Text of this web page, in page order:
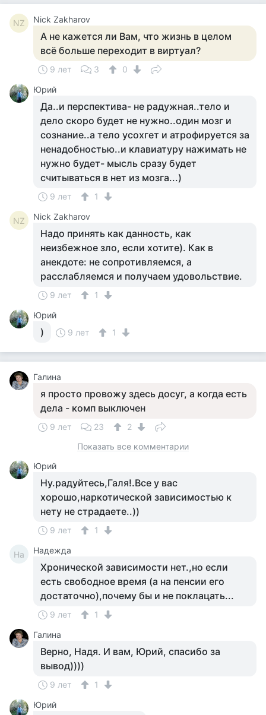
NZ Nick Zakharov
А не кажется ли Вам, что жизнь в целом
всё больше переходит в виртуал?
9 лет 3
0
Юрий
Да..и перспектива- не радужная..тело и
дело скоро будет не нужно..один мозг и
сознание..а тело усохгет и атрофируется за
ненадобностью..и клавиатуру нажимать не
нужно будет- мысль сразу будет
считываться в нет из мозга...)
9 лет 1
NZ Nick Zakharov
Надо принять как данность, как
неизбежное зло, если ​хотите). Как в
анекдоте: не сопротивляемся, а
расслабляемся и получаем удовольствие.
9 лет
1
Юрий
) 9 лет 1
Галина
я просто провожу здесь досуг, а когда есть
дела - комп выключен
9 лет 23
2
Показать все комментарии
Юрий
Ну.радуйтесь,Галя!.Все у вас
хорошо,наркотической зависимостью к
нету не страдаете..))
9 лет 1
На Надежда
Хронической зависимости нет.,но если
есть свободное время (а на пенсии его
достаточно),почему бы и не поклацать...
9 лет
1
Галина
Верно, Надя. И вам, Юрий, спасибо за
вывод))))
9 лет
1
Юрий